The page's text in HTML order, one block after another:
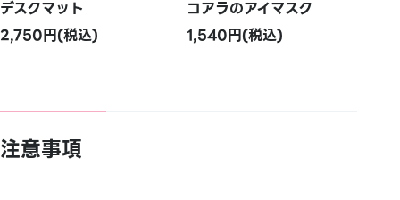
デスクマット
2,750円(税込)
コアラのアイマスク
1,540円(税込)
注意事項